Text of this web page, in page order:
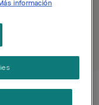
mascota
información